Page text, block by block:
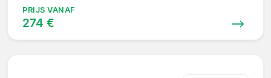
PRIJS VANAF
274 €